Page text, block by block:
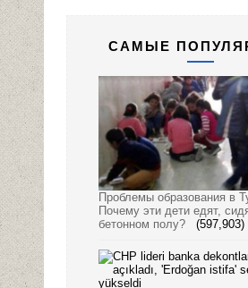
САМЫЕ
Проблемы образования в
Почему эти дети едят,
бетонном полу?
(597,903)